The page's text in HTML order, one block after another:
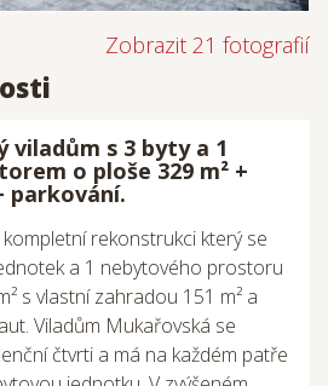
Zobrazit 21 fotografií
viladům s 3 byty a 1
o ploše 329 m² +
parkování.
rekonstrukci který se
a 1 nebytového prostoru
s vlastní zahradou 151 m² a
Viladům Mukařovská se
čtvrti a má na každém patře